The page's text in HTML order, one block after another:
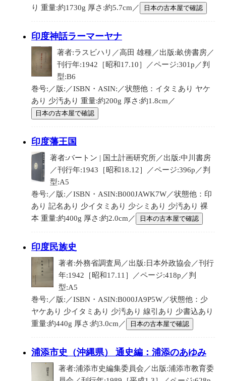
り 重量:約1730g 厚さ:約5.7cm／
日本の古本屋で確認
印度神話ラーマーヤナ
著者:ラスビハリ／高田 雄種／出版:畝傍書房／
刊行年:1942［昭和17.10］／ページ:301p／判
型:B6
巻号:／版:／ISBN・ASIN:／状態他：イタミあり ヤケ
あり 少汚あり 重量:約200g 厚さ:約1.8cm／
日本の古本屋で確認
印度藩王国
著者:バートン | 国土計画研究所／出版:中川書房
／刊行年:1943［昭和18.12］／ページ:396p／判
型:A5
巻号:／版:／ISBN・ASIN:B000JAWK7W／状態他：印
あり 記名あり 少イタミあり 少シミあり 少汚あり 裸
本 重量:約400g 厚さ:約2.0cm／
日本の古本屋で確認
印度民族史
著者:外務省調査局／出版:日本外政協会／刊行
年:1942［昭和17.11］／ページ:418p／判
型:A5
巻号:／版:／ISBN・ASIN:B000JA9P5W／状態他：少
ヤケあり 少イタミあり 少汚あり 線引あり 少書込あり
重量:約440g 厚さ:約3.0cm／
日本の古本屋で確認
浦添市史（沖縄県） 通史編：浦添のあゆみ
著者:浦添市史編集委員会／出版:浦添市教育委